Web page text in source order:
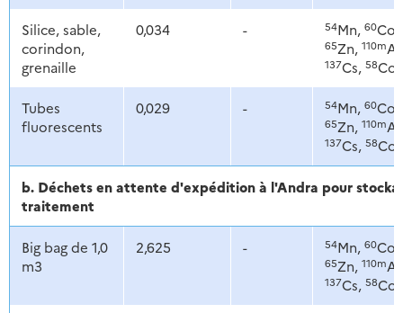
Silice, sable,
corindon,
grenaille
0,034 - 54Mn, 60Co,
65Zn, 110m
137Cs, 58Co
Tubes
fluorescents
0,029 - 54Mn, 60Co,
65Zn, 110m
137Cs, 58Co
b. Déchets en attente d'expédition à l'Andra pour
traitement
Big bag de 1,0
m3
2,625 - 54Mn, 60Co,
65Zn, 110m
137Cs, 58Co